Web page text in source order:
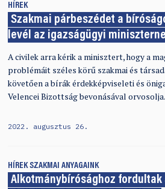
HÍREK
Szakmai párbeszédet a
levél az igazságügyi
A civilek arra kérik a minisztert, hogy a
problémáit széles körű szakmai és
követően a bírák érdekképviseleti és
Velencei Bizottság bevonásával orvosolja.
2022. augusztus 26.
HÍREK SZAKMAI ANYAGAINK
Alkotmánybírósághoz fordultak